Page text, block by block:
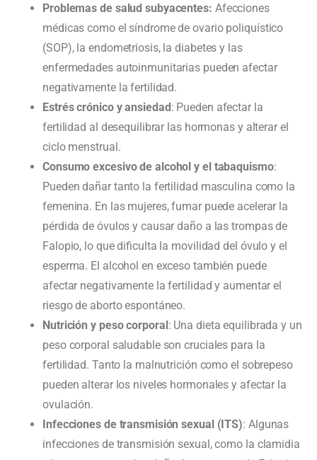
Problemas de salud subyacentes: Afecciones
médicas como el síndrome de ovario poliquístico
(SOP), la endometriosis, la diabetes y las
enfermedades autoinmunitarias pueden afectar
negativamente la fertilidad.
Estrés crónico y ansiedad: Pueden afectar la
fertilidad al desequilibrar las hormonas y alterar el
ciclo menstrual.
Consumo excesivo de alcohol y el tabaquismo:
Pueden dañar tanto la fertilidad masculina como la
femenina. En las mujeres, fumar puede acelerar la
pérdida de óvulos y causar daño a las trompas de
Falopio, lo que dificulta la movilidad del óvulo y el
esperma. El alcohol en exceso también puede
afectar negativamente la fertilidad y aumentar el
riesgo de aborto espontáneo.
Nutrición y peso corporal: Una dieta equilibrada y un
peso corporal saludable son cruciales para la
fertilidad. Tanto la malnutrición como el sobrepeso
pueden alterar los niveles hormonales y afectar la
ovulación.
Infecciones de transmisión sexual (ITS): Algunas
infecciones de transmisión sexual, como la clamidia